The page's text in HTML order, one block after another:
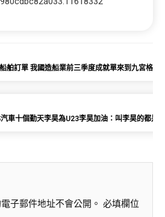
舶訂單 我國造船業前三季度成就單來到九宮格私
車十個勤天李昊為U23李昊加油：叫李昊的都是“
子郵件地址不會公開。 必填欄位